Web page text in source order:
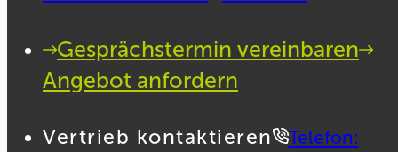
Gesprächstermin vereinbaren
Angebot anfordern
Vertrieb kontaktieren
Telefon: